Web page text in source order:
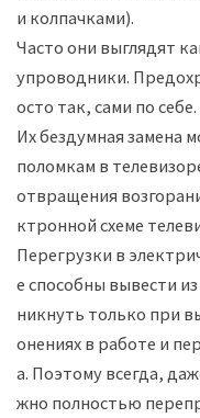
и колпачками).
Часто они выглядят
упроводники.
осто так, сами по себе.
Ихбездумная замена
поломкам в
отвращения
ктронной схеме
Перегрузки в
е способны вывести из
никнуть только при
онениях в работе и
а. Поэтому всегда,
жно полностью